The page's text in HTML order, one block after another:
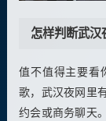
怎样判断武汉
值不值得主要看
歌，武汉夜网里
约会或商务聊天